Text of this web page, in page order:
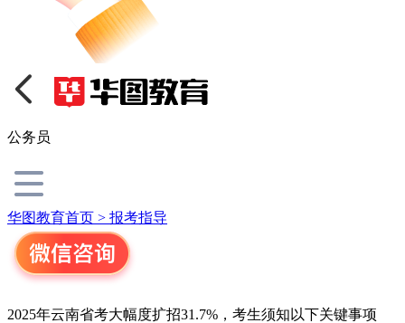
公务员
华图教育首页 > 报考指导
2025年云南省考大幅度扩招31.7%，考生须知以下关键事项